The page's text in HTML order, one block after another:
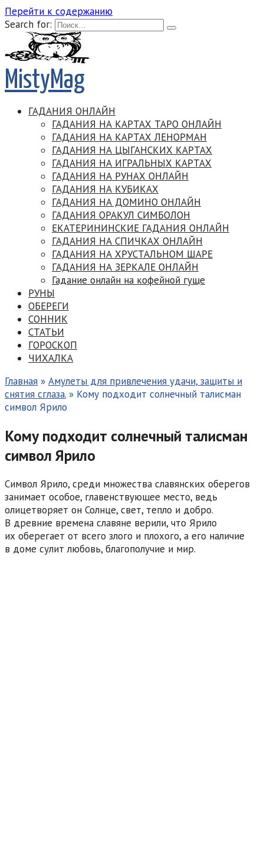
Перейти к содержанию
Search for:
MistyMag
ГАДАНИЯ ОНЛАЙН
ГАДАНИЯ НА КАРТАХ ТАРО ОНЛАЙН
ГАДАНИЯ НА КАРТАХ ЛЕНОРМАН
ГАДАНИЯ НА ЦЫГАНСКИХ КАРТАХ
ГАДАНИЯ НА ИГРАЛЬНЫХ КАРТАХ
ГАДАНИЯ НА РУНАХ ОНЛАЙН
ГАДАНИЯ НА КУБИКАХ
ГАДАНИЯ НА ДОМИНО ОНЛАЙН
ГАДАНИЯ ОРАКУЛ СИМБОЛОН
ЕКАТЕРИНИНСКИЕ ГАДАНИЯ ОНЛАЙН
ГАДАНИЯ НА СПИЧКАХ ОНЛАЙН
ГАДАНИЯ НА ХРУСТАЛЬНОМ ШАРЕ
ГАДАНИЯ НА ЗЕРКАЛЕ ОНЛАЙН
Гадание онлайн на кофейной гуще
РУНЫ
ОБЕРЕГИ
СОННИК
СТАТЬИ
ГОРОСКОП
ЧИХАЛКА
Главная » Амулеты для привлечения удачи, защиты и
снятия сглаза. » Кому подходит солнечный талисман
символ Ярило
Кому подходит солнечный талисман
символ Ярило
Символ Ярило, среди множества славянских оберегов
занимает особое, главенствующее место, ведь
олицетворяет он Солнце, свет, тепло и добро.
В древние времена славяне верили, что Ярило
их оберегает от всего злого и плохого, а его наличие
в доме сулит любовь, благополучие и мир.